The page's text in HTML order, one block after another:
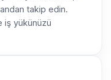
takip edin.
iş yükünüzü